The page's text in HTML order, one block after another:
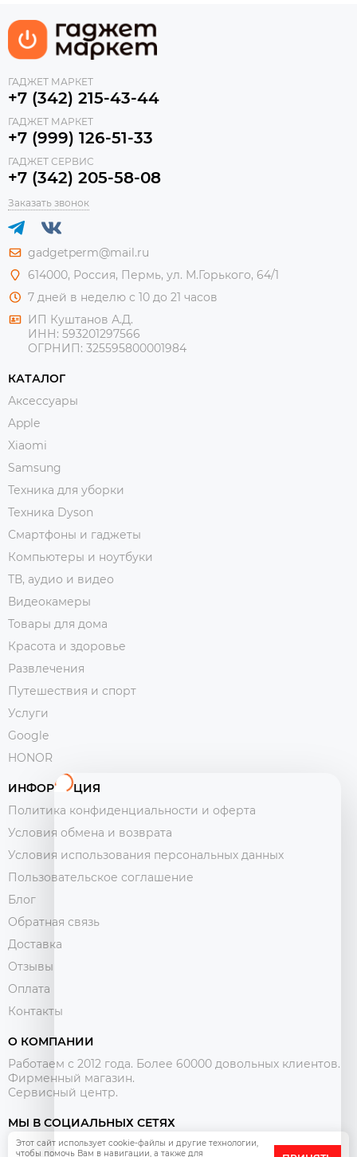
ГАДЖЕТ МАРКЕТ
+7 (342) 215-43-44
ГАДЖЕТ МАРКЕТ
+7 (999) 126-51-33
ГАДЖЕТ СЕРВИС
+7 (342) 205-58-08
Заказать звонок
gadgetperm@mail.ru
614000, Россия, Пермь, ул. М.Горького, 64/1
7 дней в неделю с 10 до 21 часов
ИП Куштанов А.Д.
ИНН: 593201297566
ОГРНИП: 325595800001984
КАТАЛОГ
Аксессуары
Apple
Xiaomi
Samsung
Техника для уборки
Техника Dyson
Смартфоны и гаджеты
Компьютеры и ноутбуки
ТВ, аудио и видео
Видеокамеры
Товары для дома
Красота и здоровье
Развлечения
Путешествия и спорт
Услуги
Google
HONOR
ИНФОРМАЦИЯ
Политика конфиденциальности и оферта
Условия обмена и возврата
Условия использования персональных данных
Пользовательское соглашение
Блог
Обратная связь
Доставка
Отзывы
Оплата
Контакты
О КОМПАНИИ
Работаем с 2012 года. Более 60000 довольных клиентов.
Фирменный магазин.
Сервисный центр.
МЫ В СОЦИАЛЬНЫХ СЕТЯХ
Этот сайт использует cookie-файлы и другие технологии,
чтобы помочь Вам в навигации, а также для